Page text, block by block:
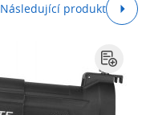
Následující produkt